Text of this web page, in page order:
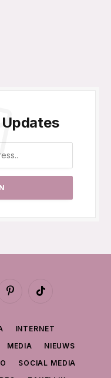
PinterestTikTok
INTERNET
MEDIA
NIEUWS
SOCIAL MEDIA